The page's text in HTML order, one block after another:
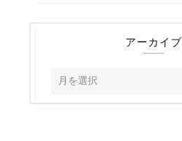
アーカイブ